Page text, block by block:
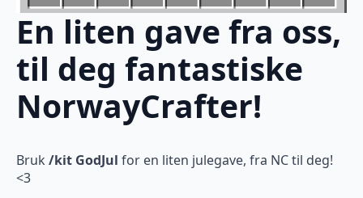
En liten gave fra oss,
til deg fantastiske
NorwayCrafter!
Bruk /kit GodJul for en liten julegave, fra NC til deg!
<3